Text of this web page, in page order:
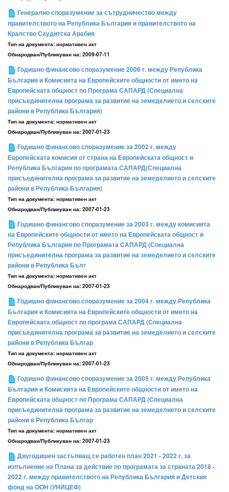
Генерално споразумение за сътрудничество между
правителството на Република България и правителството на
Кралство Саудитска Арабия
Тип на документа: нормативен акт
Обнародван/Публикуван на: 2009-07-11
Годишно финансово споразумение 2006 г. между Република
България и Комисията на Европейските общности от името на
Европейската общност по Програма САПАРД (Специална
присъединителна програма за развитие на земеделието и селските
райони в Република България)
Тип на документа: нормативен акт
Обнародван/Публикуван на: 2007-01-23
Годишно финансово споразумение за 2002 г. между
Европейската комисия от страна на Европейската общност и
Република България по програмата САПАРД(Специална
присъединителна програма за развитие на земеделието и селските
райони в Република България)
Тип на документа: нормативен акт
Обнародван/Публикуван на: 2007-01-23
Годишно финансово споразумение за 2003 г. между комисията
на Европейските общности от името на Европейската общност и
Република България по Програмата САПАРД (Специална
присъединителна програма за развитие на земеделието и селските
райони в Република Бълг
Тип на документа: нормативен акт
Обнародван/Публикуван на: 2007-01-23
Годишно финансово споразумение за 2004 г. между Република
България и Комисията на Европейските общности от името на
Европейската общност по програма САПАРД (Специална
присъединителна програма за развитие на земеделието и селските
райони в Република Българ
Тип на документа: нормативен акт
Обнародван/Публикуван на: 2007-01-23
Годишно финансово споразумение за 2005 г. между Република
България и Комисията на Европейските общности от името на
Европейската общност по Програма САПАРД (Специална
присъединителна програма за развитие на земеделието и селските
райони в Република Българ
Тип на документа: нормативен акт
Обнародван/Публикуван на: 2007-01-23
Двугодишен застъпващ се работен план 2021 - 2022 г. за
изпълнение на Плана за действие по програмата за страната 2018 -
2022 г. между правителството на Република България и Детския
фонд на ООН (УНИЦЕФ)